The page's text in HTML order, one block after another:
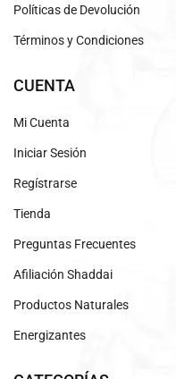
Políticas de Devolución
Términos y Condiciones
CUENTA
Mi Cuenta
Iniciar Sesión
Regístrarse
Tienda
Preguntas Frecuentes
Afiliación Shaddai
Productos Naturales
Energizantes